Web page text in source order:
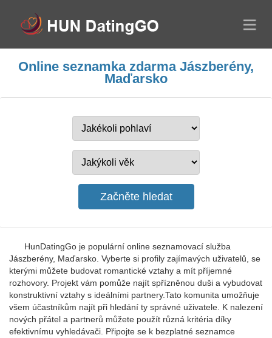
Online seznamka zdarma Jászberény,
Maďarsko
HunDatingGo je populární online seznamovací služba
Jászberény, Maďarsko. Vyberte si profily zajímavých uživatelů, se
kterými můžete budovat romantické vztahy a mít příjemné
rozhovory. Projekt vám pomůže najít spřízněnou duši a vybudovat
konstruktivní vztahy s ideálními partnery.Tato komunita umožňuje
všem účastníkům najít při hledání ty správné uživatele. K nalezení
nových přátel a partnerů můžete použít různá kritéria díky
efektivnímu vyhledávači. Připojte se k bezplatné seznamce